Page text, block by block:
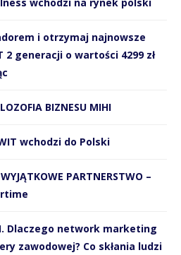
i otrzymaj najnowsze
2 generacji o wartości 4299 zł
BIZNESU MIHI
wchodzi do Polski
PARTNERSTWO –
Dlaczego network marketing
zawodowej? Co skłania ludzi